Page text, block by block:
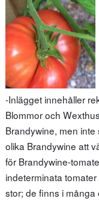
-Inlägget innehåller
Blommor och
Brandywine, men
olika Brandywine att
för Brandywine-
indeterminata
stor; de finns i många